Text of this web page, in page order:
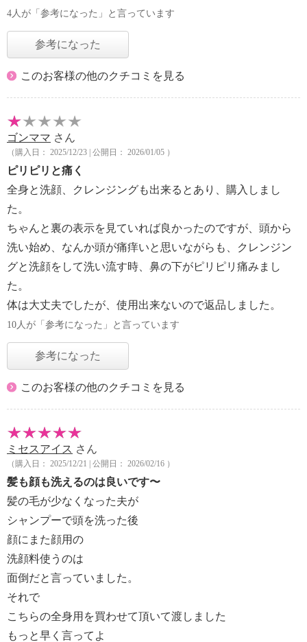
4人が「参考になった」と言っています
参考になった
このお客様の他のクチコミを見る
ゴンママ さん
（購入日： 2025/12/23 | 公開日： 2026/01/05 ）
ピリピリと痛く
全身と洗顔、クレンジングも出来るとあり、購入しまし
た。
ちゃんと裏の表示を見ていれば良かったのですが、頭から
洗い始め、なんか頭が痛痒いと思いながらも、クレンジン
グと洗顔をして洗い流す時、鼻の下がピリピリ痛みまし
た。
体は大丈夫でしたが、使用出来ないので返品しました。
10人が「参考になった」と言っています
参考になった
このお客様の他のクチコミを見る
ミセスアイス さん
（購入日： 2025/12/21 | 公開日： 2026/02/16 ）
髪も顔も洗えるのは良いです〜
髪の毛が少なくなった夫が
シャンプーで頭を洗った後
顔にまた顔用の
洗顔料使うのは
面倒だと言っていました。
それで
こちらの全身用を買わせて頂いて渡しました
もっと早く言ってよ